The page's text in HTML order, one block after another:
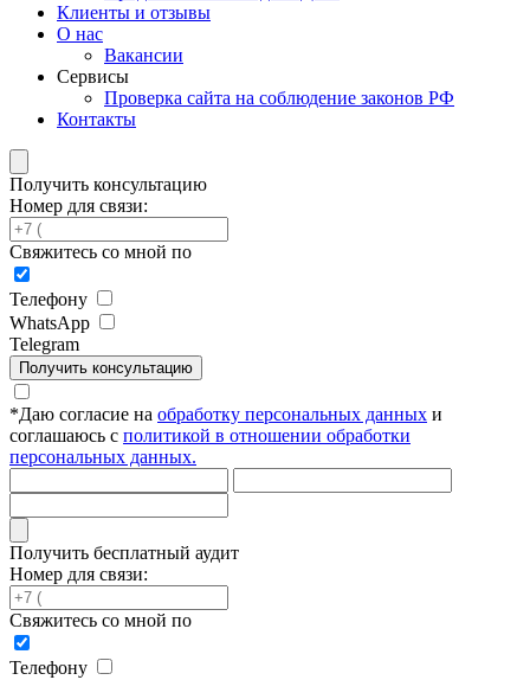
Клиенты и отзывы
О нас
Вакансии
Сервисы
Проверка сайта на соблюдение законов РФ
Контакты
Получить консультацию
Номер для связи:
Свяжитесь со мной по
Телефону
WhatsApp
Telegram
Получить консультацию
*Даю согласие на обработку персональных данных и
соглашаюсь с политикой в отношении обработки
персональных данных.
Получить бесплатный аудит
Номер для связи:
Свяжитесь со мной по
Телефону